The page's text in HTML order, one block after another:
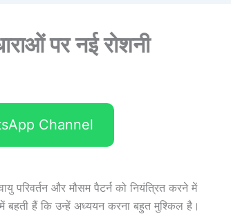
पर नई रोशनी
Channel
परिवर्तन और मौसम पैटर्न को नियंत्रित करने में
में बहती हैं कि उन्हें अध्ययन करना बहुत मुश्किल है।